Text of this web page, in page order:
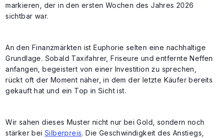
markieren, der in den ersten Wochen des Jahres 2026
sichtbar war.
An den Finanzmärkten ist Euphorie selten eine nachhaltige
Grundlage. Sobald Taxifahrer, Friseure und entfernte Neffen
anfangen, begeistert von einer Investition zu sprechen,
rückt oft der Moment näher, in dem der letzte Käufer bereits
gekauft hat und ein Top in Sicht ist.
Wir sahen dieses Muster nicht nur bei Gold, sondern noch
stärker bei Silberpreis. Die Geschwindigkeit des Anstiegs,